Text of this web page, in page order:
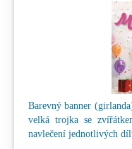
Barevný banner
velká trojka se
navlečení jednotlivých